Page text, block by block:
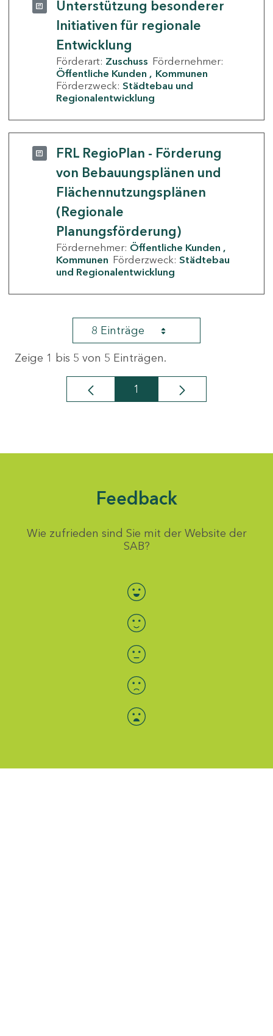
Unterstützung besonderer
Initiativen für regionale
Entwicklung
Förderart: Zuschuss Fördernehmer:
Öffentliche Kunden
Kommunen
Förderzweck: Städtebau und
Regionalentwicklung
FRL RegioPlan - Förderung
von Bebauungsplänen und
Flächennutzungsplänen
(Regionale
Planungsförderung)
Fördernehmer: Öffentliche Kunden
Kommunen Förderzweck: Städtebau
und Regionalentwicklung
8 Einträge
Zeige 1 bis 5 von 5 Einträgen.
Seite
1
Feedback
Wie zufrieden sind Sie mit der Website der
SAB?
Bewertung auswählen